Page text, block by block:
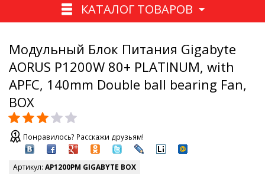
КАТАЛОГ ТОВАРОВ
Модульный Блок Питания Gigabyte
AORUS P1200W 80+ PLATINUM, with
APFC, 140mm Double ball bearing Fan,
BOX
Понравилось? Расскажи друзьям!
Артикул: AP1200PM GIGABYTE BOX